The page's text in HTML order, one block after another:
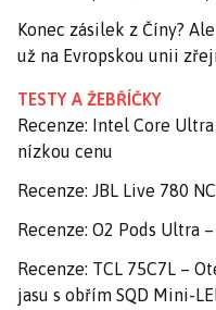
Konec zásilek z Číny?
už na Evropskou unii
TESTY A ŽEBŘÍČKY
Recenze: Intel Core
nízkou cenu
Recenze: JBL Live 780
Recenze: O2 Pods Ultra
Recenze: TCL 75C7L –
jasu s obřím SQD Mini-